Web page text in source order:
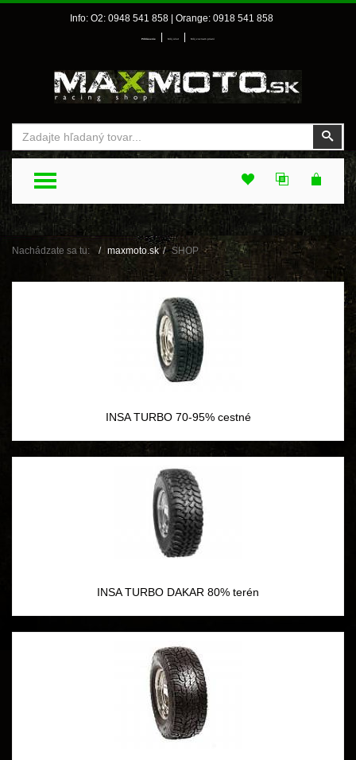
Info: O2: 0948 541 858 | Orange: 0918 541 858
Prihlásenie Môj účet Môj zoznam prianí
TOGGLE MENU
Nachádzate sa tu: maxmoto.sk SHOP
INSA TURBO 70-95% cestné
INSA TURBO DAKAR 80% terén